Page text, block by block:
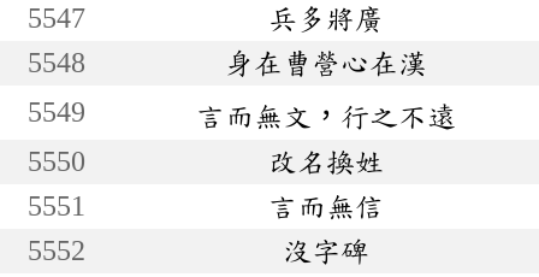
5547
兵多將廣
5548
身在曹營心在漢
5549
言而無文，行之不遠
5550
改名換姓
5551
言而無信
5552
沒字碑